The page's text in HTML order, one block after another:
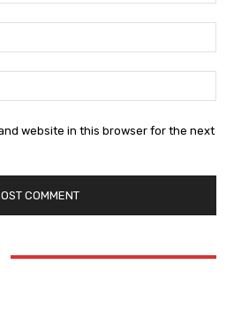
website in this browser for the next